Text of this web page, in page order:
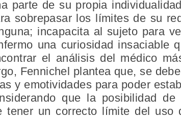
parte de su propia
sobrepasar los límites de su
incapacita al sujeto para
una curiosidad insaciable
el análisis del médico
Fennichel plantea que, se
y emotividades para poder
que la posibilidad de
un correcto límite del uso